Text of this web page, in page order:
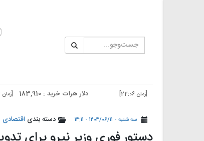
دلار هرات خرید : 183,910 [زمان 22:06]
سه شنبه - ۱۴۰۴/۰۶/۱۱ - ۱۴:۱۱ دسته بندی اقتصادی